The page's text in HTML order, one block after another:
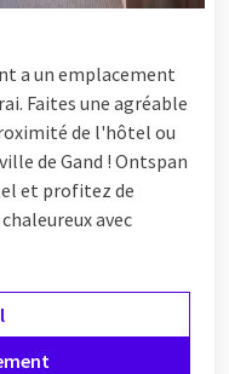
a un emplacement
Faites une agréable
de l'hôtel ou
de Gand ! Ontspan
et profitez de
avec